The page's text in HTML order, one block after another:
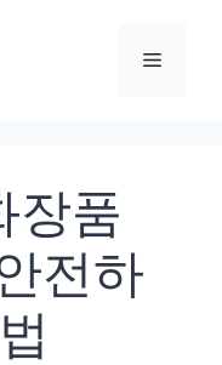
메
장품
전하